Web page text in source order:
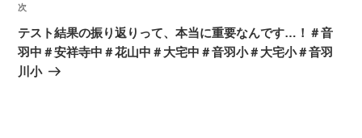
ー
シ
ョ
ン
次
の
投
稿
次
テスト結果の振り返りって、本当に重要なんです…！＃音
羽中＃安祥寺中＃花山中＃大宅中＃音羽小＃大宅小＃音羽
川小